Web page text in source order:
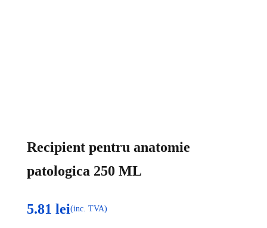
Recipient pentru anatomie
patologica 250 ML
5.81 lei(inc. TVA)